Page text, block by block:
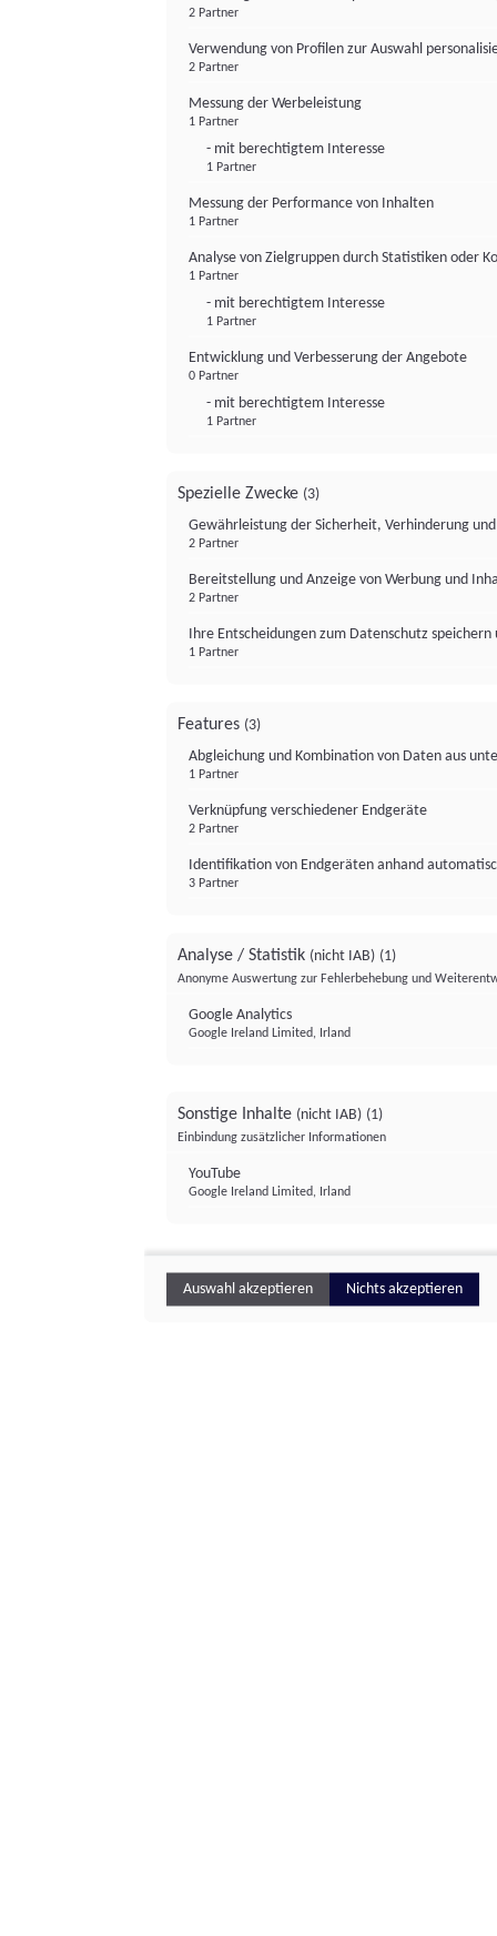
2 Partner
Verwendung von Profilen zur Auswahl
2 Partner
Messung der Werbeleistung
1 Partner
- mit berechtigtem Interesse
1 Partner
Messung der Performance von Inhalten
1 Partner
Analyse von Zielgruppen durch Statistiken oder
1 Partner
- mit berechtigtem Interesse
1 Partner
Entwicklung und Verbesserung der Angebote
0 Partner
- mit berechtigtem Interesse
1 Partner
Spezielle Zwecke (3)
Gewährleistung der Sicherheit, Verhinderung
2 Partner
Bereitstellung und Anzeige von Werbung und
2 Partner
Ihre Entscheidungen zum Datenschutz
1 Partner
Features (3)
Abgleichung und Kombination von Daten aus
1 Partner
Verknüpfung verschiedener Endgeräte
2 Partner
Identifikation von Endgeräten anhand
3 Partner
Analyse / Statistik (nicht IAB) (1)
Anonyme Auswertung zur Fehlerbehebung und
Google Analytics
Google Ireland Limited, Irland
Sonstige Inhalte (nicht IAB) (1)
Einbindung zusätzlicher Informationen
YouTube
Google Ireland Limited, Irland
Auswahl akzeptieren Nichts akzeptieren